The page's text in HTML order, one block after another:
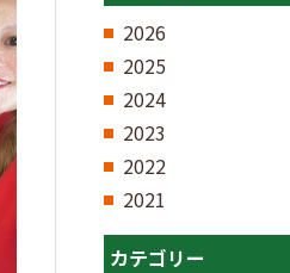
2026
2025
2024
2023
2022
2021
カテゴリー